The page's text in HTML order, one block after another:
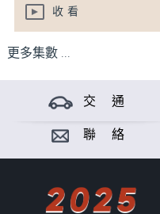
收看
更多集數 ...
交 通
聯 絡